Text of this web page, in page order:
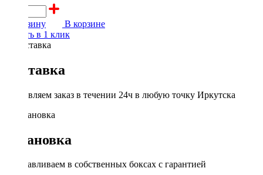
В корзину
В корзине
Купить в 1 клик
Доставка
Доставляем заказ в течении 24ч в любую точку Иркутска
Установка
Устанавливаем в собственных боксах с гарантией